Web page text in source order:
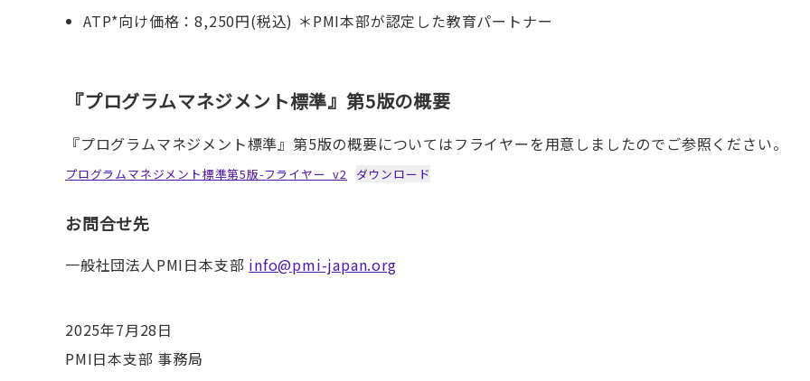
ATP*向け価格：8,250円(税込) ＊PMI本部が認定した教育パートナー
『プログラムマネジメント標準』第5版の概要
『プログラムマネジメント標準』第5版の概要についてはフライヤーを用意しましたのでご参照ください。
プログラムマネジメント標準第5版-フライヤー_v2 ダウンロード
お問合せ先
一般社団法人PMI日本支部 info@pmi-japan.org
2025年7月28日
PMI日本支部 事務局